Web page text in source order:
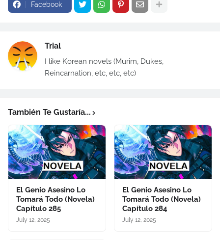
Facebook
Trial
I like Korean novels (Murim, Dukes,
Reincarnation, etc, etc, etc)
También Te Gustaría...
El Genio Asesino Lo
Tomará Todo (Novela)
Capítulo 285
July 12, 2025
El Genio Asesino Lo
Tomará Todo (Novela)
Capítulo 284
July 12, 2025